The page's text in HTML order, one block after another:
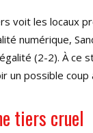
voit les locaux
numérique,
(2-2). À ce
un possible coup
tiers cruel